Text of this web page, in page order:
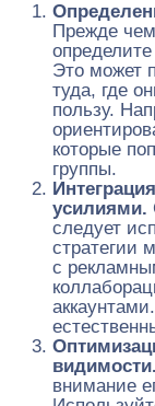
Прежде чем
Это может
туда, где
пользу.
которые
группы.
усилиями.
следует
стратегии
с
видимости.
внимание